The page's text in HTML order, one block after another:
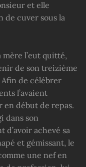
et elle
de cuver sous la
l’eut quitté,
de son treizième
de célébrer
l’avaient
début de repas.
dans son
d’avoir achevé sa
et gémissant, le
une nef en